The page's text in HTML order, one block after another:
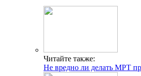
Читайте также:
Не вредно ли делать МРТ